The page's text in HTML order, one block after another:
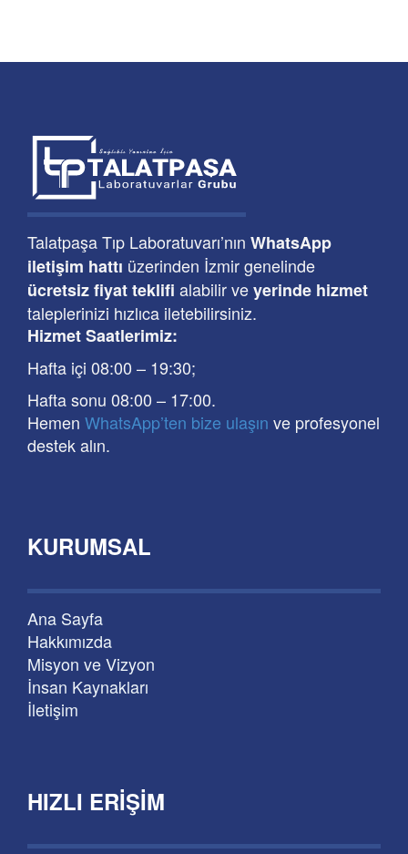
Talatpaşa Tıp Laboratuvarı’nın WhatsApp
iletişim hattı üzerinden İzmir genelinde
ücretsiz fiyat teklifi alabilir veyerinde hizmet
taleplerinizi hızlıca iletebilirsiniz.
Hizmet Saatlerimiz:
Hafta içi 08:00 – 19:30;
Hafta sonu 08:00 – 17:00.
Hemen WhatsApp’ten bize ulaşın ve profesyonel
destek alın.
KURUMSAL
Ana Sayfa
Hakkımızda
Misyon ve Vizyon
İnsan Kaynakları
İletişim
HIZLI ERIŞIM